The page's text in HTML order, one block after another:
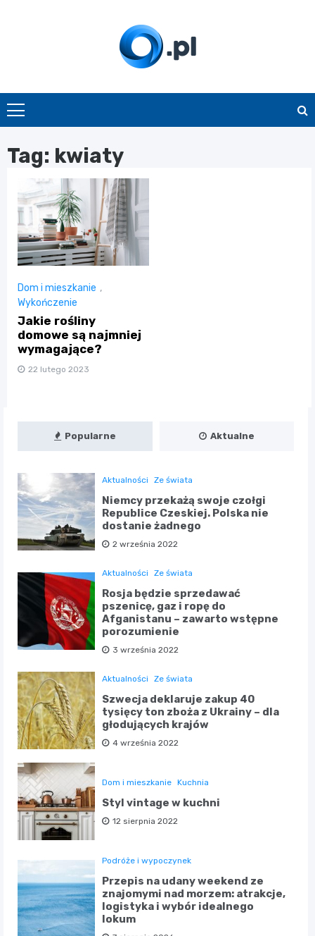
O.pl
Tag: kwiaty
Dom i mieszkanie ,
Wykończenie
Jakie rośliny
domowe są najmniej
wymagające?
22 lutego 2023
Popularne Aktualne
Aktualności Ze świata
Niemcy przekażą swoje czołgi
Republice Czeskiej. Polska nie
dostanie żadnego
2 września 2022
Aktualności Ze świata
Rosja będzie sprzedawać
pszenicę, gaz i ropę do
Afganistanu – zawarto wstępne
porozumienie
3 września 2022
Aktualności Ze świata
Szwecja deklaruje zakup 40
tysięcy ton zboża z Ukrainy – dla
głodujących krajów
4 września 2022
Dom i mieszkanie Kuchnia
Styl vintage w kuchni
12 sierpnia 2022
Podróże i wypoczynek
Przepis na udany weekend ze
znajomymi nad morzem: atrakcje,
logistyka i wybór idealnego
lokum